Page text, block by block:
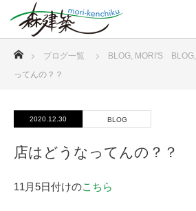
ブログ一覧 BLOG, MORI'S BLOG,
ってんの？？
2020.12.30 BLOG
店はどうなってんの？？
11月5日付けのこちら